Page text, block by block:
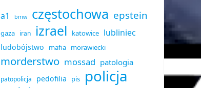
a1 bmw częstochowa epstein
gaza iran izrael katowice lubliniec
ludobójstwo mafia morawiecki
morderstwo mossad patologia
patopolicja pedofilia pis policja